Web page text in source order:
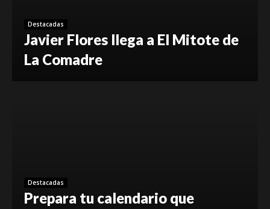
Destacadas
Javier Flores llega a El Mitote de
La Comadre
Destacadas
Prepara tu calendario que